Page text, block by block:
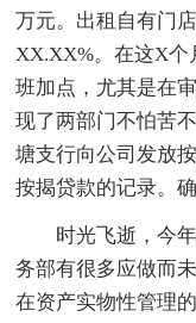
万元。出租自有门
XX.XX%。在这X个
班加点，尤其是在
现了两部门不怕苦
塘支行向公司发放
按揭贷款的记录。
时光飞逝，今
务部有很多应做而
在资产实物性管理